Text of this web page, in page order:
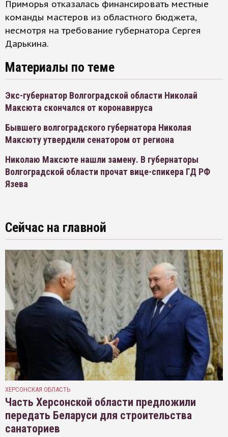
Приморья отказалась финансировать местные
команды мастеров из областного бюджета,
несмотря на требование губернатора Сергея
Дарькина.
Материалы по теме
Экс-губернатор Волгоградской области Николай
Максюта скончался от коронавируса
Бывшего волгоградского губернатора Николая
Максюту утвердили сенатором от региона
Николаю Максюте нашли замену. В губернаторы
Волгоградской области прочат вице-спикера ГД РФ
Язева
Сейчас на главной
ХЕРСОНСКАЯ ОБЛАСТЬ
Часть Херсонской области предложили
передать Беларуси для строительства
санаториев